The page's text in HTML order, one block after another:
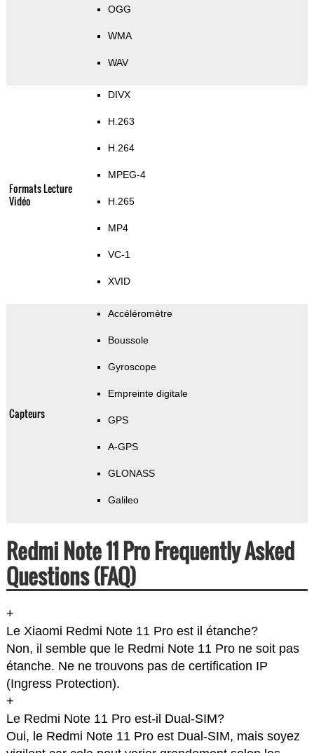
OGG
WMA
WAV
Formats Lecture
Vidéo
DIVX
H.263
H.264
MPEG-4
H.265
MP4
VC-1
XVID
Capteurs
Accéléromètre
Boussole
Gyroscope
Empreinte digitale
GPS
A-GPS
GLONASS
Galileo
Redmi Note 11 Pro Frequently Asked
Questions (FAQ)
+
Le Xiaomi Redmi Note 11 Pro est il étanche?
Non, il semble que le Redmi Note 11 Pro ne soit pas
étanche. Ne ne trouvons pas de certification IP
(Ingress Protection).
+
Le Redmi Note 11 Pro est-il Dual-SIM?
Oui, le Redmi Note 11 Pro est Dual-SIM, mais soyez